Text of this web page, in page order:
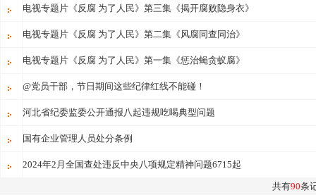
电视专题片《反腐 为了人民》第三集《揭开腐败隐身衣》
电视专题片《反腐 为了人民》第二集《风腐同查同治》
电视专题片《反腐 为了人民》第一集《惩治蝇贪蚁腐》
@党员干部，节日期间这些纪律红线不能碰！
河北省纪委监委公开通报八起违规吃喝典型问题
国有企业管理人员处分条例
2024年2月全国查处违反中央八项规定精神问题6715起
共有90条